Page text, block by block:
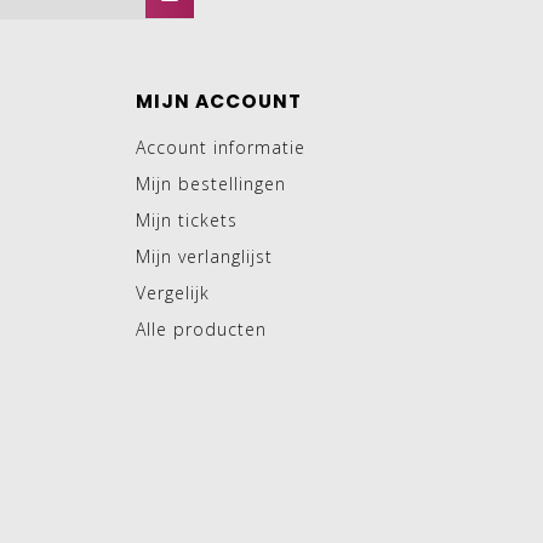
MIJN ACCOUNT
Account informatie
Mijn bestellingen
Mijn tickets
Mijn verlanglijst
Vergelijk
Alle producten